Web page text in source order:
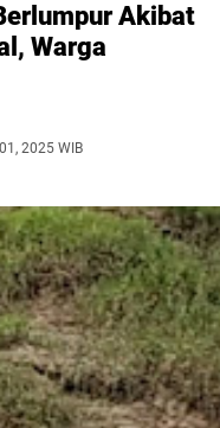
Akibat
Warga
2025 WIB